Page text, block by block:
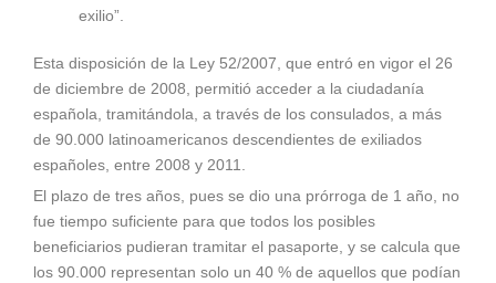
exilio”.
Esta disposición de la Ley 52/2007, que entró en vigor el 26
de diciembre de 2008, permitió acceder a la ciudadanía
española, tramitándola, a través de los consulados, a más
de 90.000 latinoamericanos descendientes de exiliados
españoles, entre 2008 y 2011.
El plazo de tres años, pues se dio una prórroga de 1 año, no
fue tiempo suficiente para que todos los posibles
beneficiarios pudieran tramitar el pasaporte, y se calcula que
los 90.000 representan solo un 40 % de aquellos que podían